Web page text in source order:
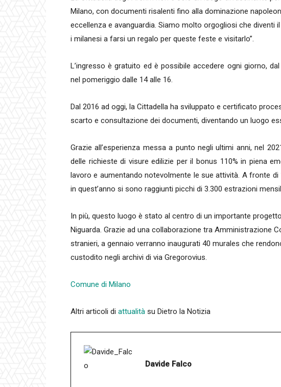
Milano, con documenti risalenti fino alla dominazione
eccellenza e avanguardia. Siamo molto orgogliosi che diventi
i milanesi a farsi un regalo per queste feste e visitarlo”.
L’ingresso è gratuito ed è possibile accedere ogni giorno,
nel pomeriggio dalle 14 alle 16.
Dal 2016 ad oggi, la Cittadella ha sviluppato e certificato
scarto e consultazione dei documenti, diventando un luogo
Grazie all’esperienza messa a punto negli ultimi anni, nel
delle richieste di visure edilizie per il bonus 110% in piena
lavoro e aumentando notevolmente le sue attività. A fronte
in quest’anno si sono raggiunti picchi di 3.300 estrazioni
In più, questo luogo è stato al centro di un importante
Niguarda. Grazie ad una collaborazione tra Amministrazione
stranieri, a gennaio verranno inaugurati 40 murales che
custodito negli archivi di via Gregorovius.
Comune di Milano
Altri articoli di attualità su Dietro la Notizia
Davide Falco